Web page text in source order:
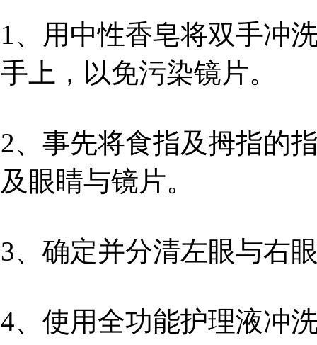
1、用中性香皂将双手冲
手上，以免污染镜片。
2、事先将食指及拇指的
及眼睛与镜片。
3、确定并分清左眼与右
4、使用全功能护理液冲